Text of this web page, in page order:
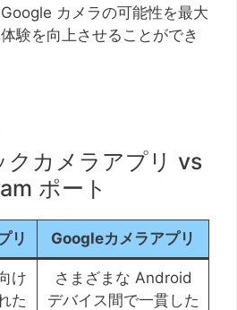
カメラの可能性を最大
験を向上させることができ
クカメラアプリ vs
ポート
リ Googleカメラアプリ
け
た
さまざまな Android
デバイス間で一貫した